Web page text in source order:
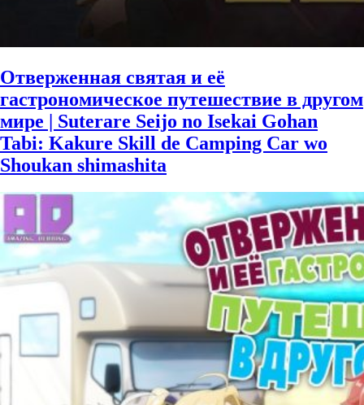
Отверженная святая и её
гастрономическое путешествие в другом
мире | Suterare Seijo no Isekai Gohan
Tabi: Kakure Skill de Camping Car wo
Shoukan shimashita